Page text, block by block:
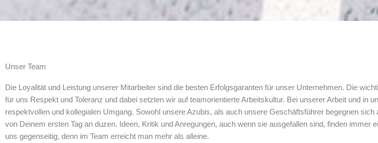
Unser Team
Die Loyalität und Leistung unserer Mitarbeiter sind die besten Erfolgsgaranten für unser Unternehmen. Die
für uns Respekt und Toleranz und dabei setzten wir auf teamorientierte Arbeitskultur. Bei unserer Arbeit und in
respektvollen und kollegialen Umgang. Sowohl unsere Azubis, als auch unsere Geschäftsführer begegnen
von Deinem ersten Tag an duzen. Ideen, Kritik und Anregungen, auch wenn sie ausgefallen sind, finden immer
uns gegenseitig, denn im Team erreicht man mehr als alleine.